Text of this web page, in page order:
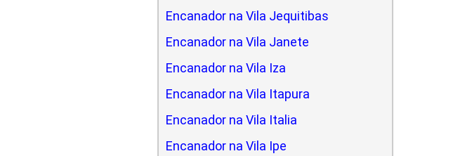
Encanador na Vila Jequitibas
Encanador na Vila Janete
Encanador na Vila Iza
Encanador na Vila Itapura
Encanador na Vila Italia
Encanador na Vila Ipe